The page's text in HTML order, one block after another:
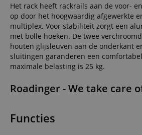
Het rack heeft rackrails aan de voor-
op door het hoogwaardig afgewerkte
multiplex. Voor stabiliteit zorgt een
met bolle hoeken. De twee
houten glijsleuven aan de onderkant
sluitingen garanderen een
maximale belasting is 25 kg.
Roadinger - We take care
Functies